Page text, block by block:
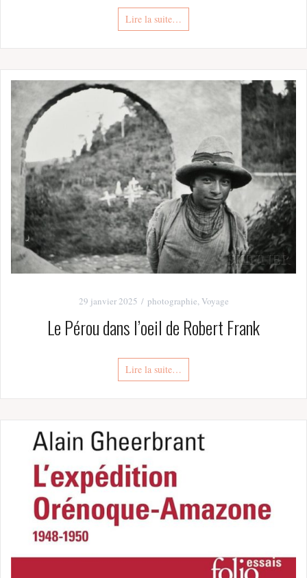
Lire la suite…
29 janvier 2025 photographie,Voyage
Le Pérou dans l’oeil de Robert Frank
Lire la suite…